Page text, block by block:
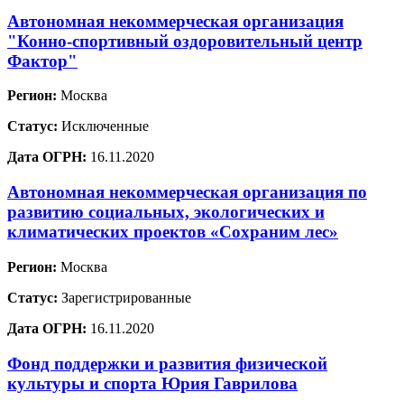
Автономная некоммерческая организация
"Конно-спортивный оздоровительный центр
Фактор"
Регион: Москва
Статус: Исключенные
Дата ОГРН: 16.11.2020
Автономная некоммерческая организация по
развитию социальных, экологических и
климатических проектов «Сохраним лес»
Регион: Москва
Статус: Зарегистрированные
Дата ОГРН: 16.11.2020
Фонд поддержки и развития физической
культуры и спорта Юрия Гаврилова